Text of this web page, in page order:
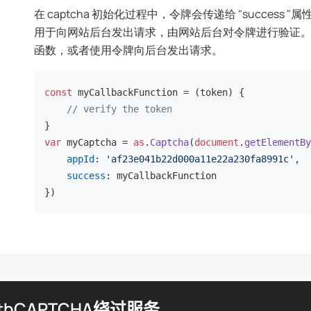
在 captcha 初始化过程中，令牌会传递给 "success "属
用于向网站后台发出请求，由网站后台对令牌进行验证
函数，或者使用令牌向后台发出请求。
const myCallbackFunction = (token) {
// verify the token
var myCaptcha = as . Captcha(document .
appId : 'af23e041b22d000a11e22a230fa8991c' ,
success : myCallbackFunction
})